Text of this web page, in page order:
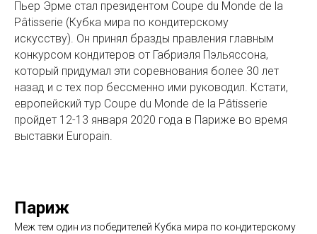
Пьер Эрме стал президентом Coupe du Monde de la
Pâtisserie (Кубка мира по кондитерскому
искусству). Он принял бразды правления главным
конкурсом кондитеров от Габриэля Пэльяссона,
который придумал эти соревнования более 30 лет
назад и с тех пор бессменно ими руководил. Кстати,
европейский тур Coupe du Monde de la Pâtisserie
пройдет 12-13 января 2020 года в Париже во время
выставки Europain.
Париж
Меж тем один из победителей Кубка мира по кондитерскому